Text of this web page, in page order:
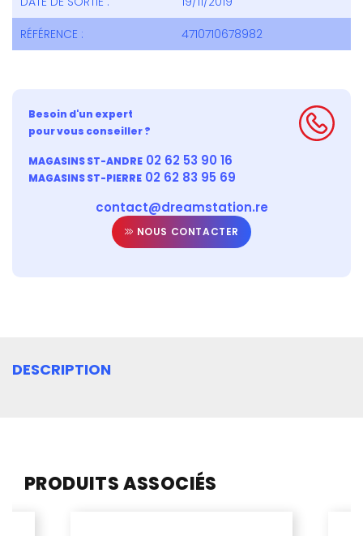
RÉFÉRENCE :
4710710678982
Besoin d'un expert
pour vous conseiller ?
MAGASINS ST-ANDRE 02 62 53 90 16
MAGASINS ST-PIERRE 02 62 83 95 69
contact@dreamstation.re
NOUS CONTACTER
DESCRIPTION
PRODUITS ASSOCIÉS